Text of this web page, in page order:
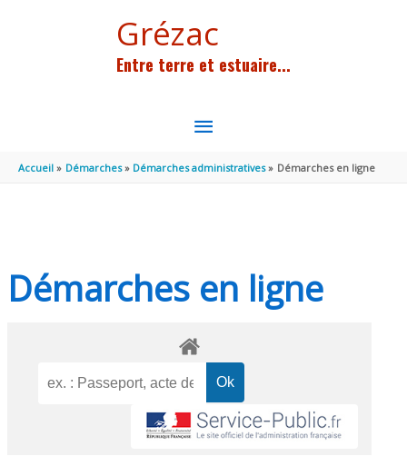
Grézac
Entre terre et estuaire...
MENU
PRINCIPAL
Accueil Démarches Démarches administratives Démarches en ligne
Démarches en ligne